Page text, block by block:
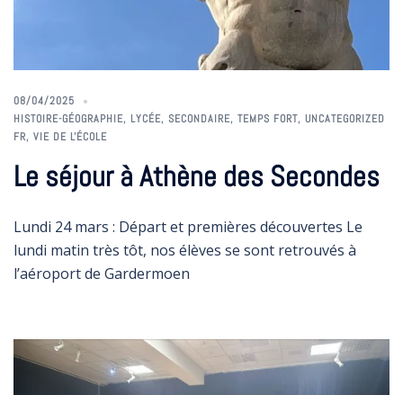
08/04/2025
HISTOIRE-GÉOGRAPHIE, LYCÉE, SECONDAIRE, TEMPS FORT, UNCATEGORIZED
FR, VIE DE L'ÉCOLE
Le séjour à Athène des Secondes
Lundi 24 mars : Départ et premières découvertes Le
lundi matin très tôt, nos élèves se sont retrouvés à
l’aéroport de Gardermoen